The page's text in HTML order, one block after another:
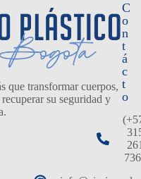
que transformar cuerpos,
su seguridad y
C
o
n
t
á
c
t
o